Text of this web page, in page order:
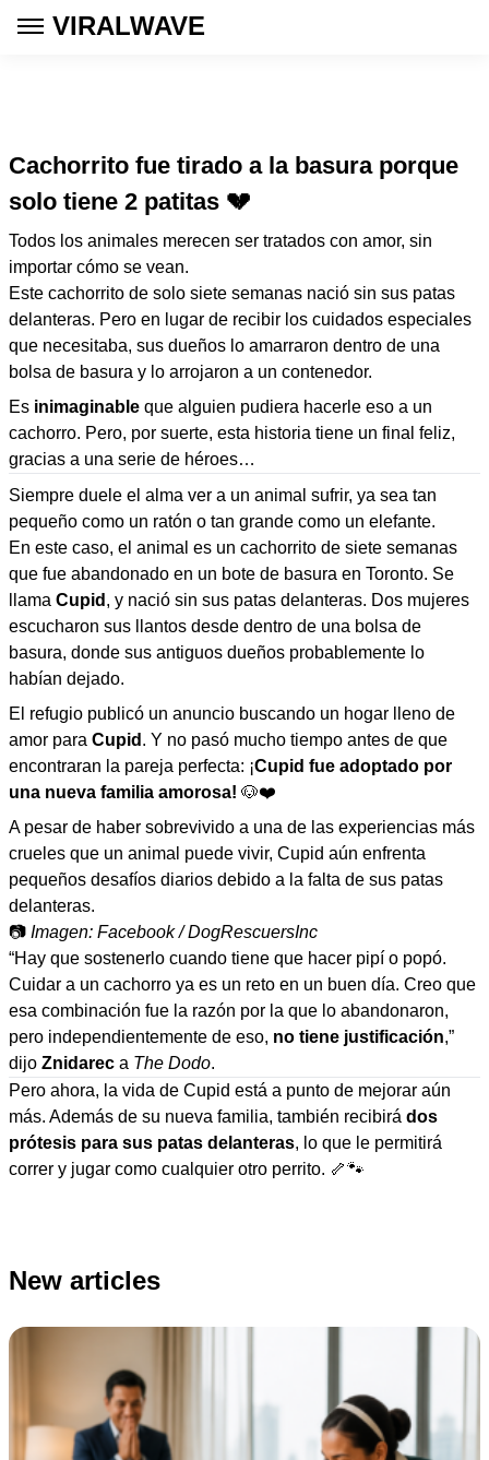
VIRALWAVE
Cachorrito fue tirado a la basura porque
solo tiene 2 patitas 💔
Todos los animales merecen ser tratados con amor, sin
importar cómo se vean.
Este cachorrito de solo siete semanas nació sin sus patas
delanteras. Pero en lugar de recibir los cuidados especiales
que necesitaba, sus dueños lo amarraron dentro de una
bolsa de basura y lo arrojaron a un contenedor.
Es inimaginable que alguien pudiera hacerle eso a un
cachorro. Pero, por suerte, esta historia tiene un final feliz,
gracias a una serie de héroes…
Siempre duele el alma ver a un animal sufrir, ya sea tan
pequeño como un ratón o tan grande como un elefante.
En este caso, el animal es un cachorrito de siete semanas
que fue abandonado en un bote de basura en Toronto. Se
llama Cupid , y nació sin sus patas delanteras. Dos mujeres
escucharon sus llantos desde dentro de una bolsa de
basura, donde sus antiguos dueños probablemente lo
habían dejado.
El refugio publicó un anuncio buscando un hogar lleno de
amor para Cupid . Y no pasó mucho tiempo antes de que
encontraran la pareja perfecta: ¡Cupid fue adoptado por
una nueva familia amorosa! 🐶❤️
A pesar de haber sobrevivido a una de las experiencias más
crueles que un animal puede vivir, Cupid aún enfrenta
pequeños desafíos diarios debido a la falta de sus patas
delanteras.
📷 Imagen: Facebook / DogRescuersInc
“Hay que sostenerlo cuando tiene que hacer pipí o popó.
Cuidar a un cachorro ya es un reto en un buen día. Creo que
esa combinación fue la razón por la que lo abandonaron,
pero independientemente de eso, no tiene justificación,”
dijo Znidarec a The Dodo.
Pero ahora, la vida de Cupid está a punto de mejorar aún
más. Además de su nueva familia, también recibirá dos
prótesis para sus patas delanteras, lo que le permitirá
correr y jugar como cualquier otro perrito. 🦴🐾
New articles